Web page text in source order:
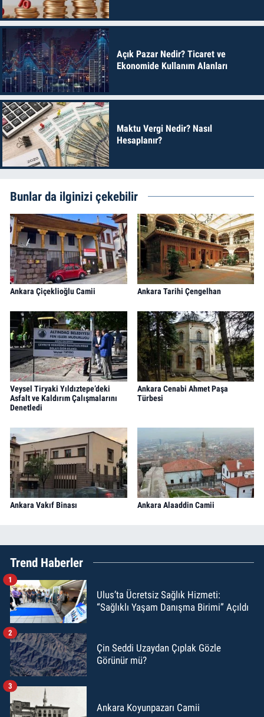
Açık Pazar Nedir? Ticaret ve
Ekonomide Kullanım Alanları
Maktu Vergi Nedir? Nasıl
Hesaplanır?
Bunlar da ilginizi çekebilir
Ankara Çiçeklioğlu Camii Ankara Tarihi Çengelhan
Veysel Tiryaki Yıldıztepe’deki
Asfalt ve Kaldırım Çalışmalarını
Denetledi
Ankara Cenabi Ahmet Paşa
Türbesi
Ankara Vakıf Binası Ankara Alaaddin Camii
Trend Haberler
Ulus’ta Ücretsiz Sağlık Hizmeti:
“Sağlıklı Yaşam Danışma Birimi” Açıldı
1
Çin Seddi Uzaydan Çıplak Gözle
Görünür mü?
2
Ankara Koyunpazarı Camii
3